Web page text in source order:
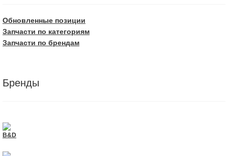
Обновленные позиции
Запчасти по категориям
Запчасти по брендам
Бренды
B&D